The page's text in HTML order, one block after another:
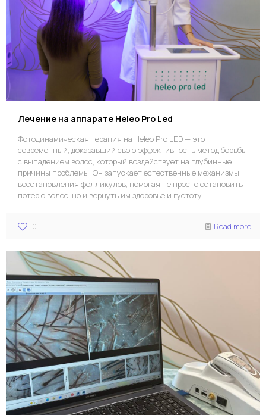
Лечение на аппарате Heleo Pro Led
Фотодинамическая терапия на Heleo Pro LED — это
современный, доказавший свою эффективность метод борьбы
с выпадением волос, который воздействует на глубинные
причины проблемы. Он запускает естественные механизмы
восстановления фолликулов, помогая не просто остановить
потерю волос, но и вернуть им здоровье и густоту.
0 Read more